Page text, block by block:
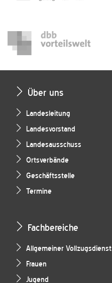
Über uns
Landesleitung
Landesvorstand
Landesausschuss
Ortsverbände
Geschäftsstelle
Termine
Fachbereiche
Allgemeiner Vollzugsdienst
Frauen
Jugend